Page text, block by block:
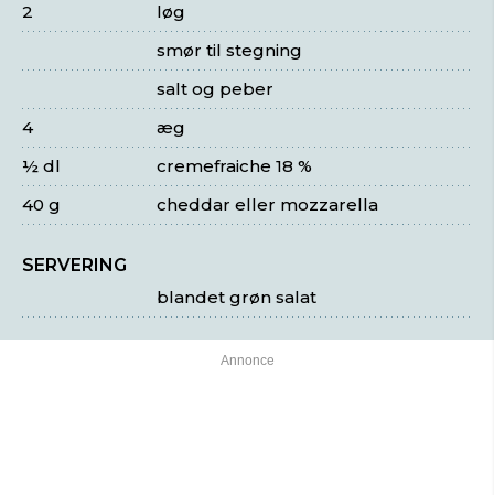
løg
2
smør til stegning
salt og peber
æg
4
cremefraiche 18 %
½ dl
cheddar eller mozzarella
40 g
SERVERING
blandet grøn salat